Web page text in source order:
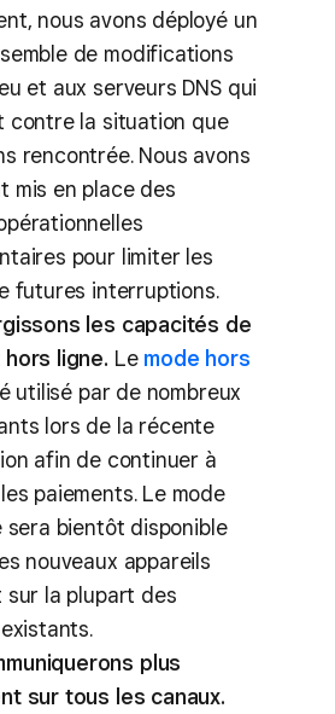
nous avons déployé un
de modifications
et aux serveurs DNS qui
contre la situation que
rencontrée. Nous avons
mis en place des
pour limiter les
futures interruptions.
les capacités de
ligne. Le mode hors
utilisé par de nombreux
lors de la récente
afin de continuer à
paiements. Le mode
sera bientôt disponible
nouveaux appareils
sur la plupart des
plus
sur tous les canaux.